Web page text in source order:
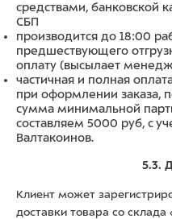
средствами, банковской
СБП
производится до 18:00
предшествующего
оплату (высылает
частичная и полная
при оформлении заказа,
сумма минимальной
составляем 5000 руб, с
Валтакоинов.
5.3.
Клиент может
доставки товара со